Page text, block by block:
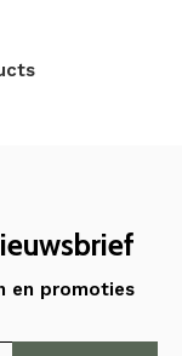
en promoties